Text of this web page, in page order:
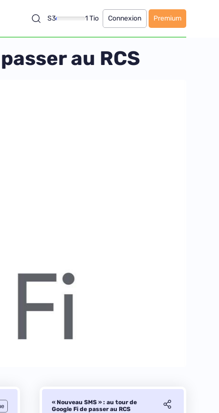
S3 1 Tio Connexion Premium
au RCS
« Nouveau SMS » : au tour de
Google Fi de passer au RCS